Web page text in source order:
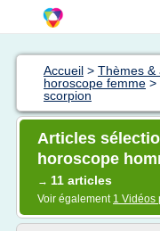
Accueil > Thèmes &
horoscope femme >
scorpion
Articles
horoscope
→ 11 articles
Voir également 1 Vidéos